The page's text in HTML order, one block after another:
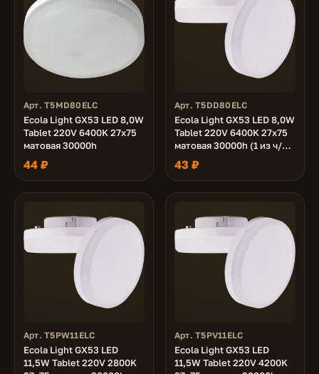
Арт. T5MD80ELC
Ecola Light GX53 LED 8,0W
Tablet 220V 6400K 27x75
матовая 30000h
44 ₽
Арт. T5DD80ELC
Ecola Light GX53 LED 8,0W
Tablet 220V 6400K 27x75
матовая 30000h (1 из ч/б
уп. по 10)
43 ₽
Арт. T5PW11ELC
Ecola Light GX53 LED
11,5W Tablet 220V 2800K
Арт. T5PV11ELC
Ecola Light GX53 LED
11,5W Tablet 220V 4200K